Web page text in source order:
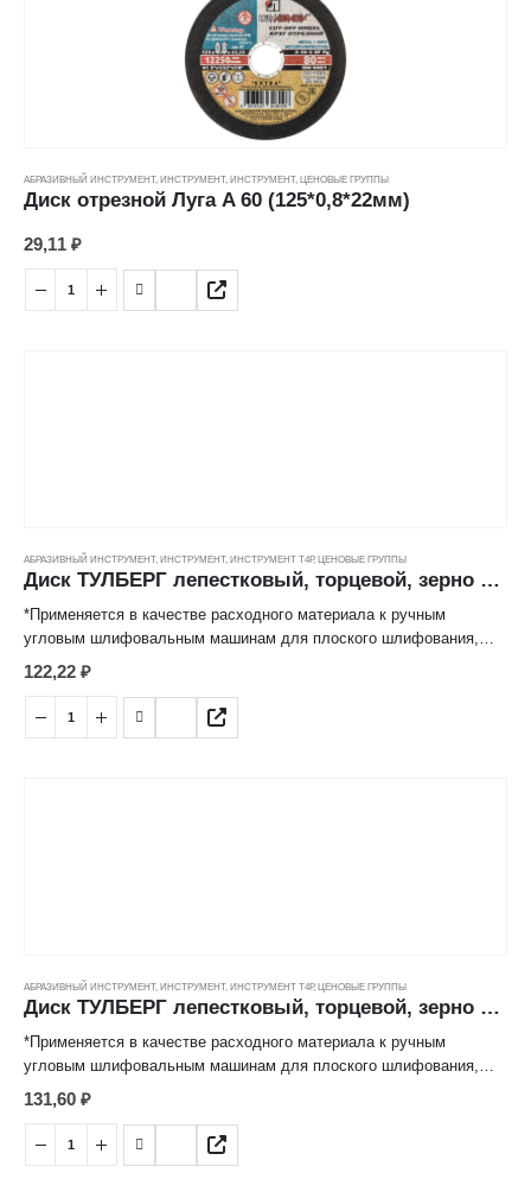
АБРАЗИВНЫЙ ИНСТРУМЕНТ, ИНСТРУМЕНТ, ИНСТРУМЕНТ, ЦЕНОВЫЕ ГРУППЫ
Диск отрезной Луга A 60 (125*0,8*22мм)
29,11 ₽
АБРАЗИВНЫЙ ИНСТРУМЕНТ, ИНСТРУМЕНТ, ИНСТРУМЕНТ Т4Р, ЦЕНОВЫЕ ГРУППЫ
Диск ТУЛБЕРГ лепестковый, торцевой, зерно 100 (115*22мм)
*Применяется в качестве расходного материала к ручным
угловым шлифовальным машинам для плоского шлифования,
обработки кромок, сварных швов деталей и конструкций из
различных марок сталей, цветных металлов, древесины,
пластиков.
*Лепестковая структура рабочей поверхности значительно
122,22 ₽
АБРАЗИВНЫЙ ИНСТРУМЕНТ, ИНСТРУМЕНТ, ИНСТРУМЕНТ Т4Р, ЦЕНОВЫЕ ГРУППЫ
Диск ТУЛБЕРГ лепестковый, торцевой, зерно 100 (125*22мм)
*Применяется в качестве расходного материала к ручным
угловым шлифовальным машинам для плоского шлифования,
обработки кромок, сварных швов деталей и конструкций из
различных марок сталей, цветных металлов, древесины,
пластиков.
*Лепестковая структура рабочей поверхности значительно
131,60 ₽